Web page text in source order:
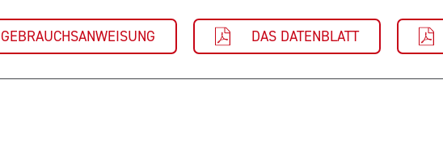
GEBRAUCHSANWEISUNG DAS DATENBLATT